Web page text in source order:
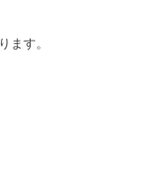
ます。